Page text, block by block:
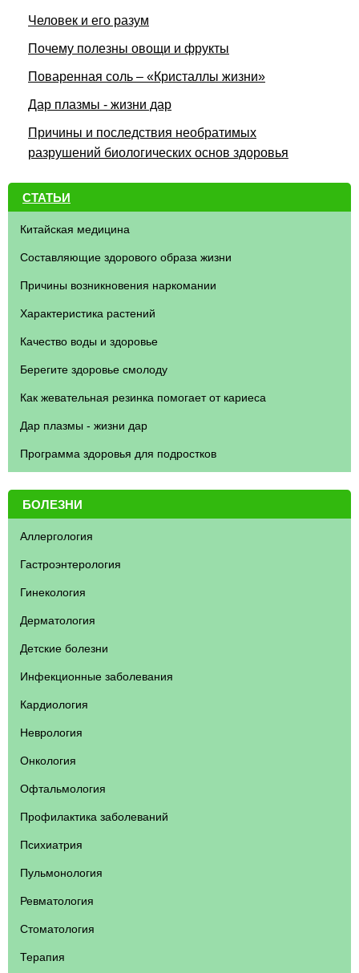
СТАТЬИ
Китайская медицина
Составляющие здорового образа жизни
Причины возникновения наркомании
Характеристика растений
Качество воды и здоровье
Берегите здоровье смолоду
Как жевательная резинка помогает от кариеса
Дар плазмы - жизни дар
Программа здоровья для подростков
БОЛЕЗНИ
Аллергология
Гастроэнтерология
Гинекология
Дерматология
Детские болезни
Инфекционные заболевания
Кардиология
Неврология
Онкология
Офтальмология
Профилактика заболеваний
Психиатрия
Пульмонология
Ревматология
Стоматология
Терапия
Человек и его разум
Почему полезны овощи и фрукты
Поваренная соль – «Кристаллы жизни»
Дар плазмы - жизни дар
Причины и последствия необратимых
разрушений биологических основ здоровья